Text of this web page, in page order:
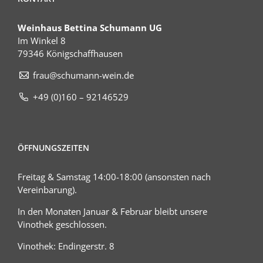
Weinhaus Bettina Schumann UG
Im Winkel 8
79346 Königschaffhausen
frau@schumann-wein.de
+49 (0)160 – 92146529
ÖFFNUNGSZEITEN
Freitag & Samstag 14:00-18:00 (ansonsten nach
Vereinbarung).
In den Monaten Januar & Februar bleibt unsere
Vinothek geschlossen.
Vinothek: Endingerstr. 8